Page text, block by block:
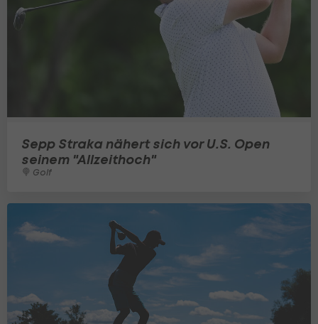
Sepp Straka nähert sich vor U.S. Open
seinem "Allzeithoch"
Golf